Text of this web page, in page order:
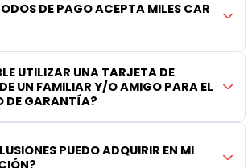
DE PAGO ACEPTA MILES CAR
UTILIZAR UNA TARJETA DE
UN FAMILIAR Y/O AMIGO PARA EL
DE GARANTÍA?
PUEDO ADQUIRIR EN MI